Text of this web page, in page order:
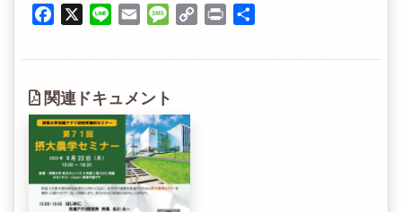
Facebook Line Email Message
Copy Print
関連ドキュメント